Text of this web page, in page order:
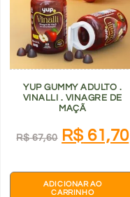
YUP GUMMY ADULTO .
VINALLI . VINAGRE DE
MAÇÃ
R$67,60 R$61,70
ADICIONAR AO
CARRINHO